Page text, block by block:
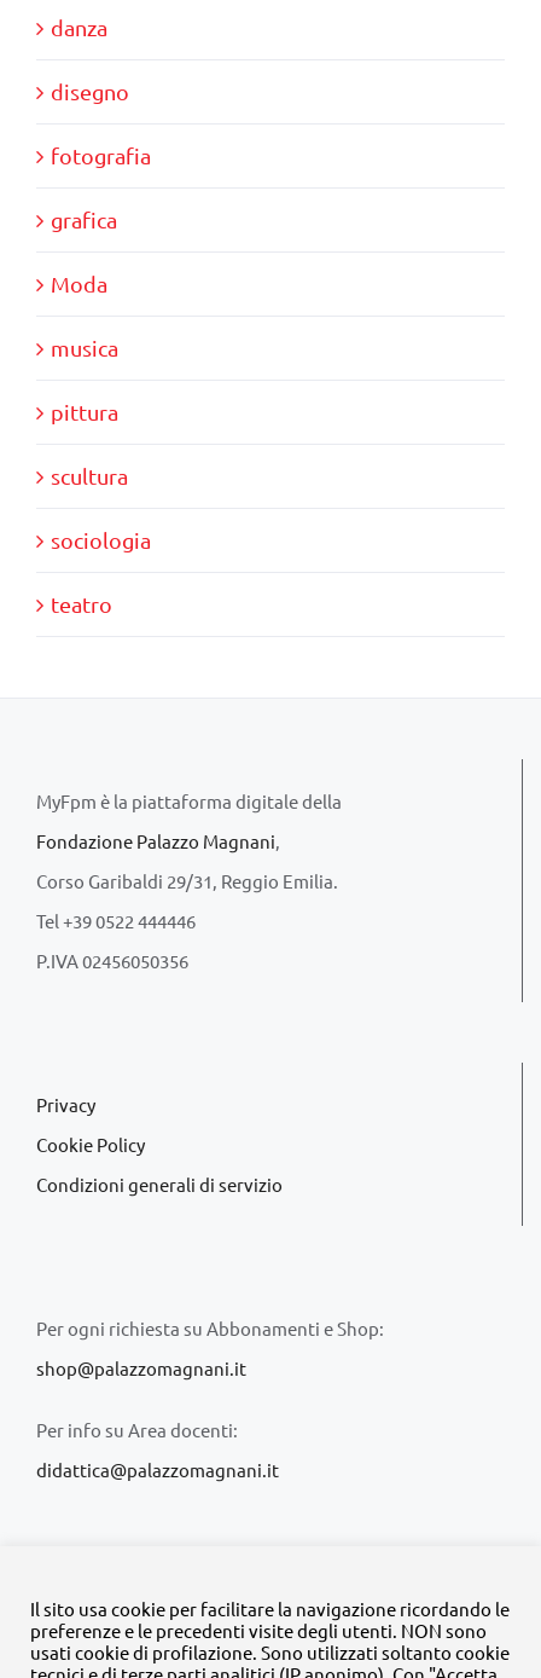
danza
disegno
fotografia
grafica
Moda
musica
pittura
scultura
sociologia
teatro
MyFpm è la piattaforma digitale della
Fondazione Palazzo Magnani,
Corso Garibaldi 29/31, Reggio Emilia.
Tel +39 0522 444446
P.IVA 02456050356
Privacy
Cookie Policy
Condizioni generali di servizio
Per ogni richiesta su Abbonamenti e Shop:
shop@palazzomagnani.it
Per info su Area docenti:
didattica@palazzomagnani.it
© Copyright 2020 -2026 | Tutti i diritti riservati | MyFpm è un
Il sito usa cookie per facilitare la navigazione ricordando le
preferenze e le precedenti visite degli utenti. NON sono
usati cookie di profilazione. Sono utilizzati soltanto cookie